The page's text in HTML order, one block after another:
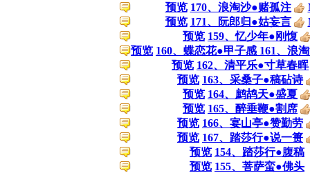
预览 170、浪淘沙●赌孤注
预览 171、阮郎归●姑妄言
预览 159、忆少年●刚愎
预览 160、蝶恋花●甲子感 161、浪
预览 162、清平乐●寸草春晖
预览 163、采桑子●稿砧诗
预览 164、鹧鸪天●盛夏
预览 165、醉垂鞭●割席
预览 166、宴山亭●赞勤劳
预览 167、踏莎行●说一篑
预览 154、踏莎行●腹稿
预览 155、菩萨蛮●佛头